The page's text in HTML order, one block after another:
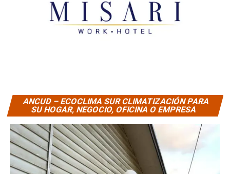
ANCUD – ECOCLIMA SUR CLIMATIZACIÓN PARA
SU HOGAR, NEGOCIO, OFICINA O EMPRESA